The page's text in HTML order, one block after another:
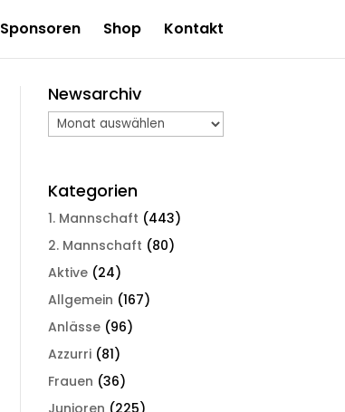
Sponsoren Shop Kontakt
Newsarchiv
Newsarchiv
Kategorien
1. Mannschaft (443)
2. Mannschaft (80)
Aktive (24)
Allgemein (167)
Anlässe (96)
Azzurri (81)
Frauen (36)
Junioren (225)